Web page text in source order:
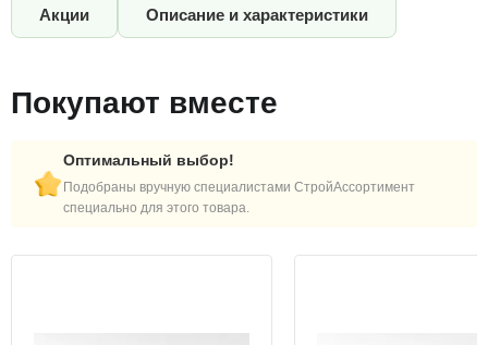
Акции Описание и характеристики
Покупают вместе
Оптимальный выбор!
Подобраны вручную специалистами СтройАссортимент
специально для этого товара.